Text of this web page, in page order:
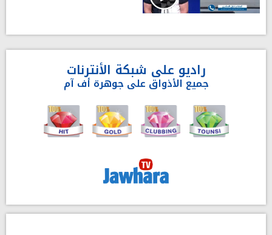
راديو على شبكة الأنترنات
جميع الأذواق على جوهرة أف آم